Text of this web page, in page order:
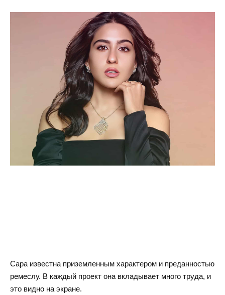
Сара известна приземленным характером и преданностью
ремеслу. В каждый проект она вкладывает много труда, и
это видно на экране.